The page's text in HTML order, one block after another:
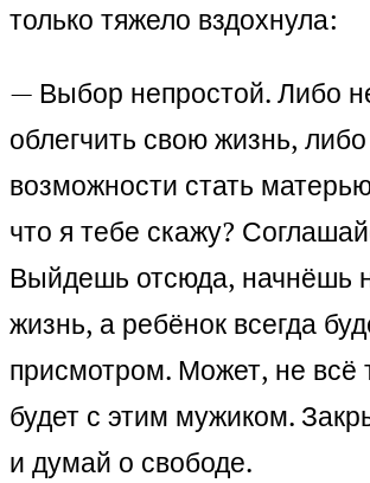
только тяжело вздохнула:
— Выбор непростой. Либо
облегчить свою жизнь,
возможности стать
что я тебе скажу?
Выйдешь отсюда, начнёшь
жизнь, а ребёнок всегда
присмотром. Может, не всё
будет с этим мужиком.
и думай о свободе.